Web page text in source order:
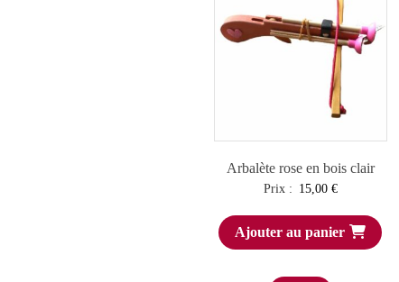
Arbalète rose en bois clair
Prix : 15,00 €
Ajouter au panier